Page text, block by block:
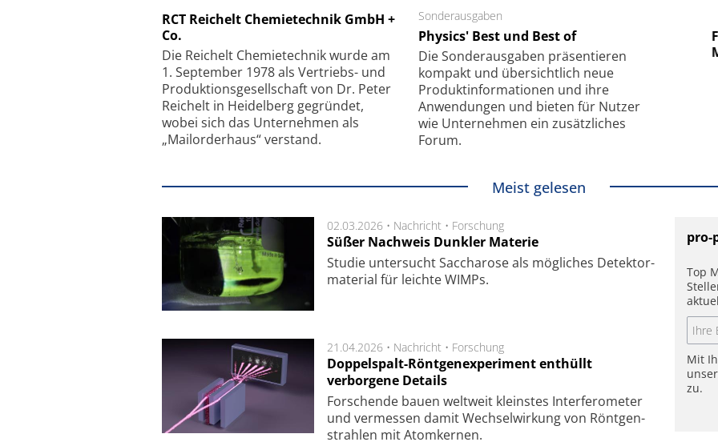
RCT Reichelt Chemietechnik GmbH +
Co.
Die Reichelt Chemietechnik wurde am
1. September 1978 als Vertriebs- und
Produktionsgesellschaft von Dr. Peter
Reichelt in Heidelberg gegründet,
wobei sich das Unternehmen als
„Mailorderhaus“ verstand.
Sonderausgaben
Physics' Best und Best of
Die Sonder­ausgaben präsentieren
kompakt und übersichtlich neue
Produkt­informationen und ihre
Anwendungen und bieten für Nutzer
wie Unternehmen ein zusätzliches
Forum.
Schäfter + Kirchhoff GmbH
Feinfokussierungsmechanismus
Elektronenmikroskopie auf
kleinstem Raum
Meist gelesen
02.03.2026 • Nachricht • Forschung
Süßer Nachweis Dunkler Materie
Studie unter­sucht Saccha­ro­se als mög­li­ches De­tek­tor­
ma­te­rial für leich­te WIMPs.
21.04.2026 • Nachricht • Forschung
Doppelspalt-Röntgenexperiment enthüllt
verborgene Details
For­schen­de bau­en welt­weit kleins­tes In­ter­fe­ro­me­ter
und ver­mes­sen da­mit Wech­sel­wir­kung von Rönt­gen­
strah­len mit Atom­ker­nen.
pro-
Top
Mit
zu.